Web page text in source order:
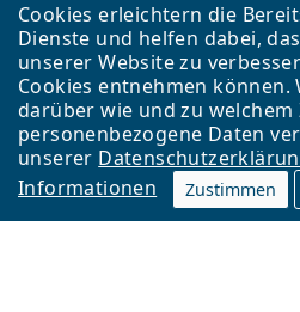
Cookies erleichtern die
Dienste und helfen dabei,
unserer Website zu
Cookies entnehmen
darüber wie und zu welchem
personenbezogene Daten
unserer
Informationen
Zustimmen
Zurück zur Hauptseite
Lentiamo s.r.o., Tschechien ist
Shops Lentiamo.at
Seit 18